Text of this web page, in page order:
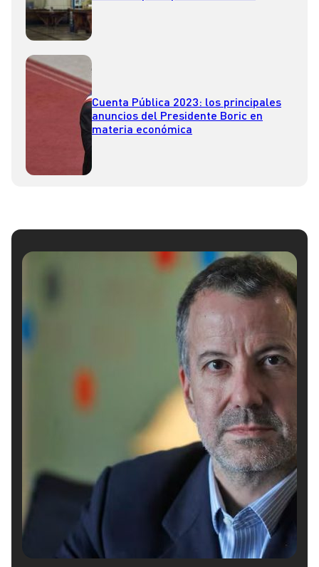
Cuenta Pública 2023: los principales
anuncios del Presidente Boric en
materia económica